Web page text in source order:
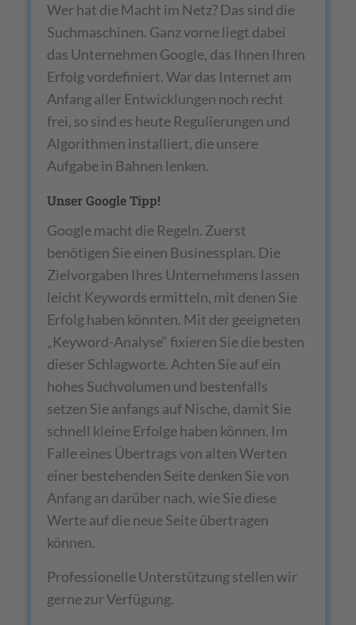
Wer hat die Macht im Netz? Das sind die
Suchmaschinen. Ganz vorne liegt dabei
das Unternehmen Google, das Ihnen Ihren
Erfolg vordefiniert. War das Internet am
Anfang aller Entwicklungen noch recht
frei, so sind es heute Regulierungen und
Algorithmen installiert, die unsere
Aufgabe in Bahnen lenken.
Unser Google Tipp!
Google macht die Regeln. Zuerst
benötigen Sie einen Businessplan. Die
Zielvorgaben Ihres Unternehmens lassen
leicht Keywords ermitteln, mit denen Sie
Erfolg haben könnten. Mit der geeigneten
„Keyword-Analyse“ fixieren Sie die besten
dieser Schlagworte. Achten Sie auf ein
hohes Suchvolumen und bestenfalls
setzen Sie anfangs auf Nische, damit Sie
schnell kleine Erfolge haben können. Im
Falle eines Übertrags von alten Werten
einer bestehenden Seite denken Sie von
Anfang an darüber nach, wie Sie diese
Werte auf die neue Seite übertragen
können.
Professionelle Unterstützung stellen wir
gerne zur Verfügung.